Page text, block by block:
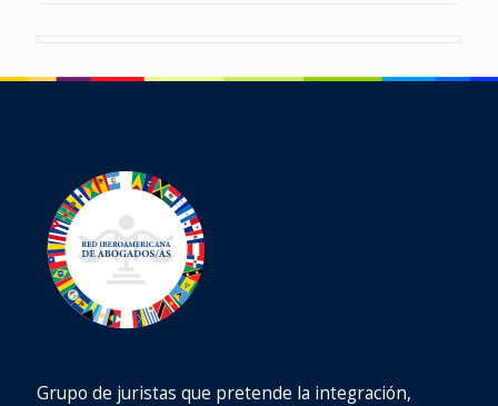
Grupo de juristas que pretende la integración,